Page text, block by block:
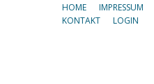
HOME IMPRESSUM
KONTAKT
LOGIN